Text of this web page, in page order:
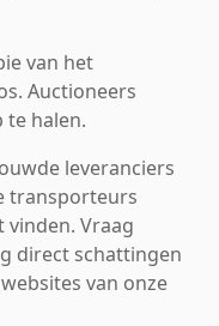
van het
Auctioneers
te halen.
leveranciers
transporteurs
Vraag
direct schattingen
van onze